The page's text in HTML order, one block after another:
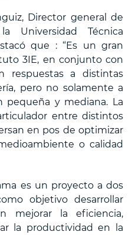
Director general de
Universidad Técnica
que : “Es un gran
3IE, en conjunto con
respuestas a distintas
pero no solamente a
pequeña y mediana. La
entre distintos
en pos de optimizar
o calidad
es un proyecto a dos
objetivo desarrollar
mejorar la eficiencia,
la productividad en la